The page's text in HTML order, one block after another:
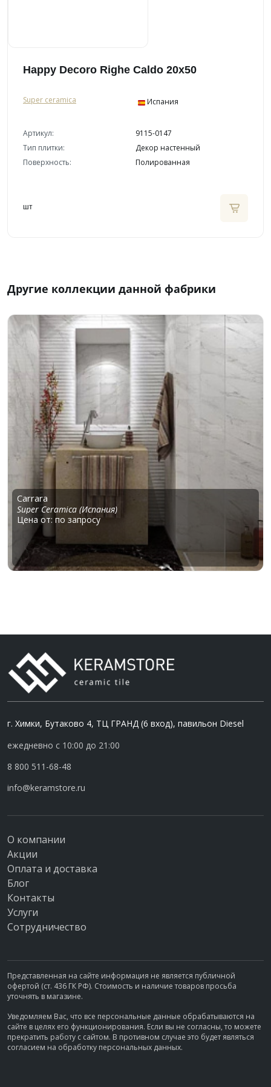
Happy Decoro Righe Caldo 20x50
Super ceramica Испания
Артикул:
9115-0147
Тип плитки:
Декор настенный
Поверхность:
Полированная
шт
Другие коллекции данной фабрики
Carrara
Super Ceramica (Испания)
Цена от: по запросу
г. Химки, Бутаково 4, ТЦ ГРАНД (6 вход), павильон Diesel
ежедневно с 10:00 до 21:00
8 800 511-68-48
info@keramstore.ru
О компании
Акции
Оплата и доставка
Блог
Контакты
Услуги
Сотрудничество
Представленная на сайте информация не является публичной
офертой (ст. 436 ГК РФ). Стоимость и наличие товаров просьба
уточнять в магазине.
Уведомляем Вас, что все персональные данные обрабатываются на
сайте в целях его функционирования. Если вы не согласны, то можете
прекратить работу с сайтом. В противном случае это будет являться
согласием на обработку персональных данных.